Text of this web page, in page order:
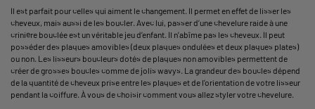
Il est parfait pour celles qui aiment le changement. Il permet en effet de lisser les
cheveux, mais aussi de les boucler. Avec lui, passer d’une chevelure raide à une
crinière bouclée est un véritable jeu d’enfant. Il n’abîme pas les cheveux. Il peut
posséder des plaques amovibles (deux plaques ondulées et deux plaques plates)
ou non. Les lisseurs boucleurs dotés de plaques non amovibles permettent de
créer de grosses boucles comme de jolis wavys. La grandeur des boucles dépend
de la quantité de cheveux prise entre les plaques et de l’orientation de votre lisseur
pendant la coiffure. À vous de choisir comment vous allez styler votre chevelure.